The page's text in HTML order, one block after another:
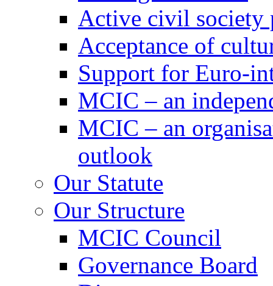
Active civil society
Acceptance of
Support for Euro-
MCIC – an
MCIC – an
outlook
Our Statute
Our Structure
MCIC Council
Governance Board